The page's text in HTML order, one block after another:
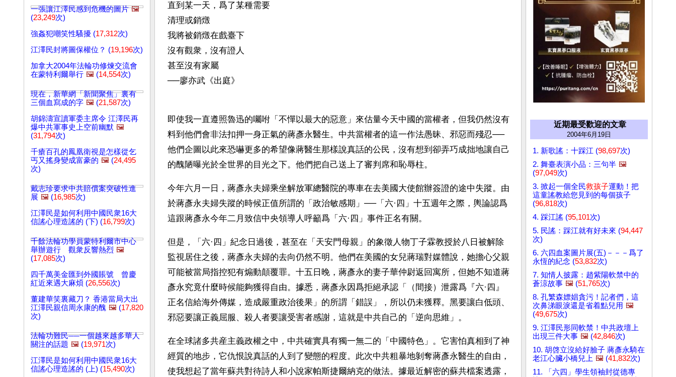
一張讓江澤民感到危機的圖片 🖼️
(23,249次)
強姦犯嘲笑性騷擾 (17,312次)
江澤民封將圖保權位？ (19,196次)
加拿大2004年法輪功修煉交流會
在蒙特利爾舉行 🖼️ (14,554次)
現在，新華網「新聞聚焦」裏有
三個血寫成的字 🖼️ (21,587次)
胡錦濤宣讀軍委主席令 江澤民再
爆中共軍事史上空前幽默 🖼️
(31,794次)
千瘡百孔的鳳凰衛視是怎樣從乞
丐又搖身變成富豪的 🖼️ (24,495
次)
戴志珍要求中共賠償案突破性進
展 🖼️ (16,985次)
江澤民是如何利用中國民衆16大
信謠心理造謠的 (下) (16,799次)
千餘法輪功學員蒙特利爾市中心
舉辦遊行 觀衆反響熱烈 🖼️
(17,085次)
四千萬美金匯到外國賬號 曾慶
紅近來遇大麻煩 (26,556次)
董建華笑裏藏刀？ 香港當局大出
江澤民親信周永康的醜 🖼️ (17,820
次)
法輪功難民──一個越來越多華人
關注的話題 🖼️ (19,971次)
江澤民是如何利用中國民衆16大
信謠心理造謠的 (上) (15,490次)
直到某一天，爲了某種需要
清理或銷燬
我將被銷燬在戲臺下
沒有觀衆，沒有證人
甚至沒有家屬
──廖亦武《出庭》
即使我一直遵照魯迅的囑咐「不憚以最大的惡意」來估量今天中國的當權者，但我仍然沒有
料到他們會非法扣押一身正氣的蔣彥永醫生。中共當權者的這一作法愚昧、邪惡而殘忍──
他們企圖以此來恐嚇更多的希望像蔣醫生那樣說真話的公民，沒有想到卻弄巧成拙地讓自己
的醜陋曝光於全世界的目光之下。他們把自己送上了審判席和恥辱柱。
今年六月一日，蔣彥永夫婦乘坐解放軍總醫院的專車在去美國大使館辦簽證的途中失蹤。由
於蔣彥永夫婦失蹤的時候正值所謂的「政治敏感期」──「六·四」十五週年之際，輿論認爲
這跟蔣彥永今年二月致信中央領導人呼籲爲「六·四」事件正名有關。
但是，「六·四」紀念日過後，甚至在「天安門母親」的象徵人物丁子霖教授於八日被解除
監視居住之後，蔣彥永夫婦的去向仍然不明。他們在美國的女兒蔣瑞對媒體說，她擔心父親
可能被當局指控犯有煽動顛覆罪。十五日晚，蔣彥永的妻子華仲尉返回寓所，但她不知道蔣
彥永究竟什麼時候能夠獲得自由。據悉，蔣彥永因爲拒絕承認「（間接）泄露爲『六·四』
正名信給海外傳媒，造成嚴重政治後果」的所謂「錯誤」，所以仍未獲釋。黑要讓白低頭、
邪惡要讓正義屈服、殺人者要讓受害者感謝，這就是中共自己的「逆向思維」。
在全球諸多共産主義政權之中，中共確實具有獨一無二的「中國特色」。它害怕真相到了神
經質的地步，它仇恨說真話的人到了變態的程度。此次中共粗暴地剝奪蔣彥永醫生的自由，
使我想起了當年蘇共對待詩人和小說家帕斯捷爾納克的做法。據最近解密的蘇共檔案透露，
近期最受歡迎的文章
2004年6月19日
1. 新歌謠：十踩江 (98,697次)
2. 舞臺表演小品：三句半 🖼️
(97,049次)
3. 掀起一個全民救孩子運動！把
這童謠教給您見到的每個孩子
(96,818次)
4. 踩江謠 (95,101次)
5. 民謠：踩江就有好未來 (94,447
次)
6. 六四血案圖片展(五)－－－爲了
永恆的紀念 (53,832次)
7. 知情人披露：趙紫陽軟禁中的
蒼涼故事 🖼️ (51,765次)
8. 孔繁森嫖娼貪污！記者們，這
次鼻涕眼淚還是省着點兒用 🖼️
(49,675次)
9. 江澤民形同軟禁！中共政壇上
出現三件大事 🖼️ (42,846次)
10. 胡啓立沒給好臉子 蔣彥永騎在
老江心臟小橋兒上 🖼️ (41,832次)
11. 「六四」學生領袖封從德專